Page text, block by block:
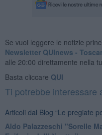
Se vuoi leggere le notizie
Newsletter QUInews -
alle 20:00 direttamente nella
Basta cliccare QUI
Ti potrebbe interessare
Articoli dal Blog “Le pregiate
​Aldo Palazzeschi "Sorelle